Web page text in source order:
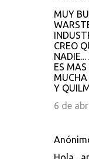
MUY
CREO
ES
MUCHA
Y
6 de